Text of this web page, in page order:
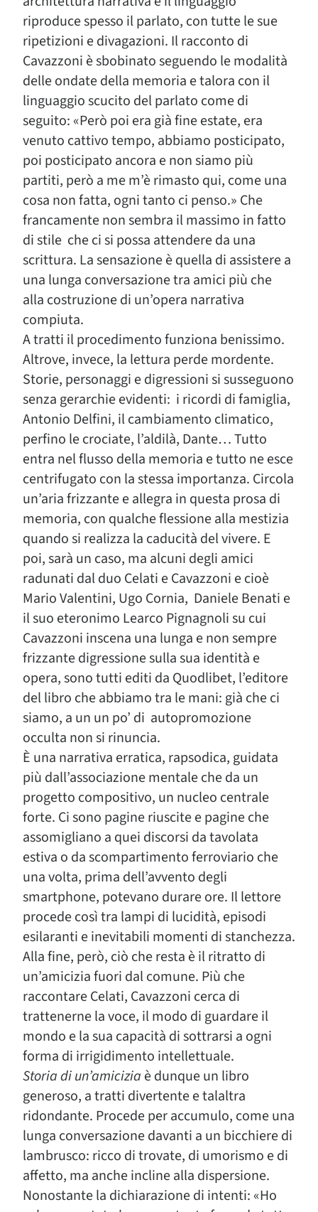
riproduce spesso il parlato, con tutte le sue
ripetizioni e divagazioni. Il racconto di
Cavazzoni è sbobinato seguendo le modalità
delle ondate della memoria e talora con il
linguaggio scucito del parlato come di
seguito: «Però poi era già fine estate, era
venuto cattivo tempo, abbiamo posticipato,
poi posticipato ancora e non siamo più
partiti, però a me m’è rimasto qui, come una
cosa non fatta, ogni tanto ci penso.» Che
francamente non sembra il massimo in fatto
di stile che ci si possa attendere da una
scrittura. La sensazione è quella di assistere a
una lunga conversazione tra amici più che
alla costruzione di un’opera narrativa
compiuta.
A tratti il procedimento funziona benissimo.
Altrove, invece, la lettura perde mordente.
Storie, personaggi e digressioni si susseguono
senza gerarchie evidenti: i ricordi di famiglia,
Antonio Delfini, il cambiamento climatico,
perfino le crociate, l’aldilà, Dante… Tutto
entra nel flusso della memoria e tutto ne esce
centrifugato con la stessa importanza. Circola
un’aria frizzante e allegra in questa prosa di
memoria, con qualche flessione alla mestizia
quando si realizza la caducità del vivere. E
poi, sarà un caso, ma alcuni degli amici
radunati dal duo Celati e Cavazzoni e cioè
Mario Valentini, Ugo Cornia, Daniele Benati e
il suo eteronimo Learco Pignagnoli su cui
Cavazzoni inscena una lunga e non sempre
frizzante digressione sulla sua identità e
opera, sono tutti editi da Quodlibet, l’editore
del libro che abbiamo tra le mani: già che ci
siamo, a un un po’ di autopromozione
occulta non si rinuncia.
È una narrativa erratica, rapsodica, guidata
più dall’associazione mentale che da un
progetto compositivo, un nucleo centrale
forte. Ci sono pagine riuscite e pagine che
assomigliano a quei discorsi da tavolata
estiva o da scompartimento ferroviario che
una volta, prima dell’avvento degli
smartphone, potevano durare ore. Il lettore
procede così tra lampi di lucidità, episodi
esilaranti e inevitabili momenti di stanchezza.
Alla fine, però, ciò che resta è il ritratto di
un’amicizia fuori dal comune. Più che
raccontare Celati, Cavazzoni cerca di
trattenerne la voce, il modo di guardare il
mondo e la sua capacità di sottrarsi a ogni
forma di irrigidimento intellettuale.
Storia di un’amicizia è dunque un libro
generoso, a tratti divertente e talaltra
ridondante. Procede per accumulo, come una
lunga conversazione davanti a un bicchiere di
lambrusco: ricco di trovate, di umorismo e di
affetto, ma anche incline alla dispersione.
Nonostante la dichiarazione di intenti: «Ho